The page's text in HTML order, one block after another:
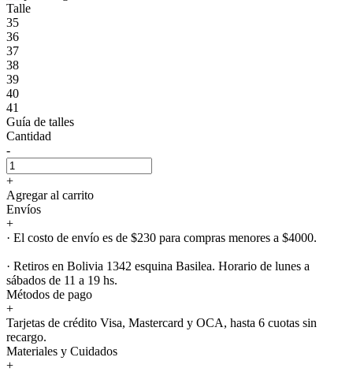
Talle
35
36
37
38
39
40
41
Guía de talles
Cantidad
-
+
Agregar al carrito
Envíos
+
· El costo de envío es de $230 para compras menores a $4000.
· Retiros en Bolivia 1342 esquina Basilea. Horario de lunes a
sábados de 11 a 19 hs.
Métodos de pago
+
Tarjetas de crédito Visa, Mastercard y OCA, hasta 6 cuotas sin
recargo.
Materiales y Cuidados
+